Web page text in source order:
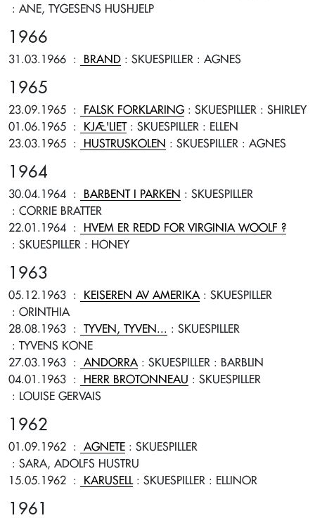
: ANE, TYGESENS HUSHJELP
1966
31.03.1966 : BRAND : SKUESPILLER : AGNES
1965
23.09.1965 : FALSK FORKLARING: SKUESPILLER : SHIRLEY
01.06.1965 : KJÆ'LIET: SKUESPILLER : ELLEN
23.03.1965 : HUSTRUSKOLEN : SKUESPILLER : AGNES
1964
30.04.1964 : BARBENT I PARKEN : SKUESPILLER
: CORRIE BRATTER
22.01.1964 :
HVEM ER REDD FOR VIRGINIA WOOLF ?
: SKUESPILLER : HONEY
1963
05.12.1963 : KEISEREN AV AMERIKA : SKUESPILLER
: ORINTHIA
28.08.1963 : TYVEN, TYVEN... : SKUESPILLER
: TYVENS KONE
27.03.1963 : ANDORRA : SKUESPILLER : BARBLIN
04.01.1963 : HERR BROTONNEAU : SKUESPILLER
: LOUISE GERVAIS
1962
01.09.1962 : AGNETE : SKUESPILLER
: SARA, ADOLFS HUSTRU
15.05.1962 : KARUSELL: SKUESPILLER : ELLINOR
1961